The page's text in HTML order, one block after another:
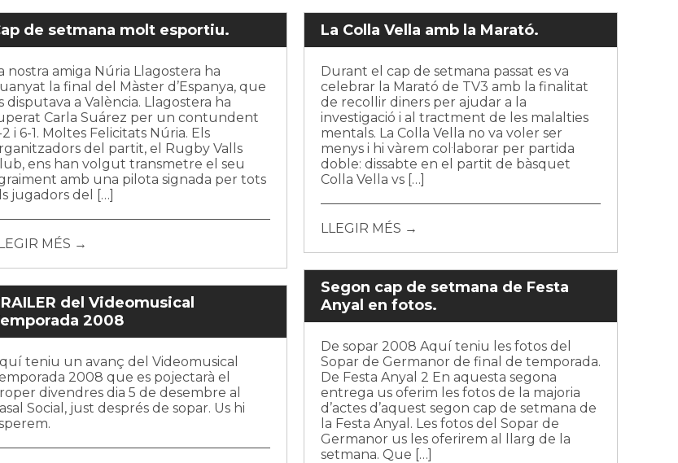
de setmana molt esportiu.
nostra amiga Núria Llagostera ha
la final del Màster d’Espanya, que
disputava a València. Llagostera ha
Carla Suárez per un contundent
i 6-1. Moltes Felicitats Núria. Els
del partit, el Rugby Valls
ens han volgut transmetre el seu
amb una pilota signada per tots
jugadors del […]
MÉS →
La Colla Vella amb la Marató.
Durant el cap de setmana passat es va
celebrar la Marató de TV3 amb la finalitat
de recollir diners per ajudar a la
investigació i al tractment de les malalties
mentals. La Colla Vella no va voler ser
menys i hi vàrem col·laborar per partida
doble: dissabte en el partit de bàsquet
Colla Vella vs […]
LLEGIR MÉS →
Segon cap de setmana de Festa
Anyal en fotos.
De sopar 2008 Aquí teniu les fotos del
Sopar de Germanor de final de temporada.
De Festa Anyal 2 En aquesta segona
entrega us oferim les fotos de la majoria
d’actes d’aquest segon cap de setmana de
la Festa Anyal. Les fotos del Sopar de
Germanor us les oferirem al llarg de la
setmana. Que […]
del Videomusical
2008
teniu un avanç del Videomusical
2008 que es pojectarà el
divendres dia 5 de desembre al
Social, just després de sopar. Us hi